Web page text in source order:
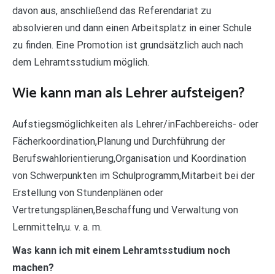
davon aus, anschließend das Referendariat zu
absolvieren und dann einen Arbeitsplatz in einer Schule
zu finden. Eine Promotion ist grundsätzlich auch nach
dem Lehramtsstudium möglich.
Wie kann man als Lehrer aufsteigen?
Aufstiegsmöglichkeiten als Lehrer/inFachbereichs- oder
Fächerkoordination,Planung und Durchführung der
Berufswahlorientierung,Organisation und Koordination
von Schwerpunkten im Schulprogramm,Mitarbeit bei der
Erstellung von Stundenplänen oder
Vertretungsplänen,Beschaffung und Verwaltung von
Lernmitteln,u. v. a. m.
Was kann ich mit einem Lehramtsstudium noch
machen?